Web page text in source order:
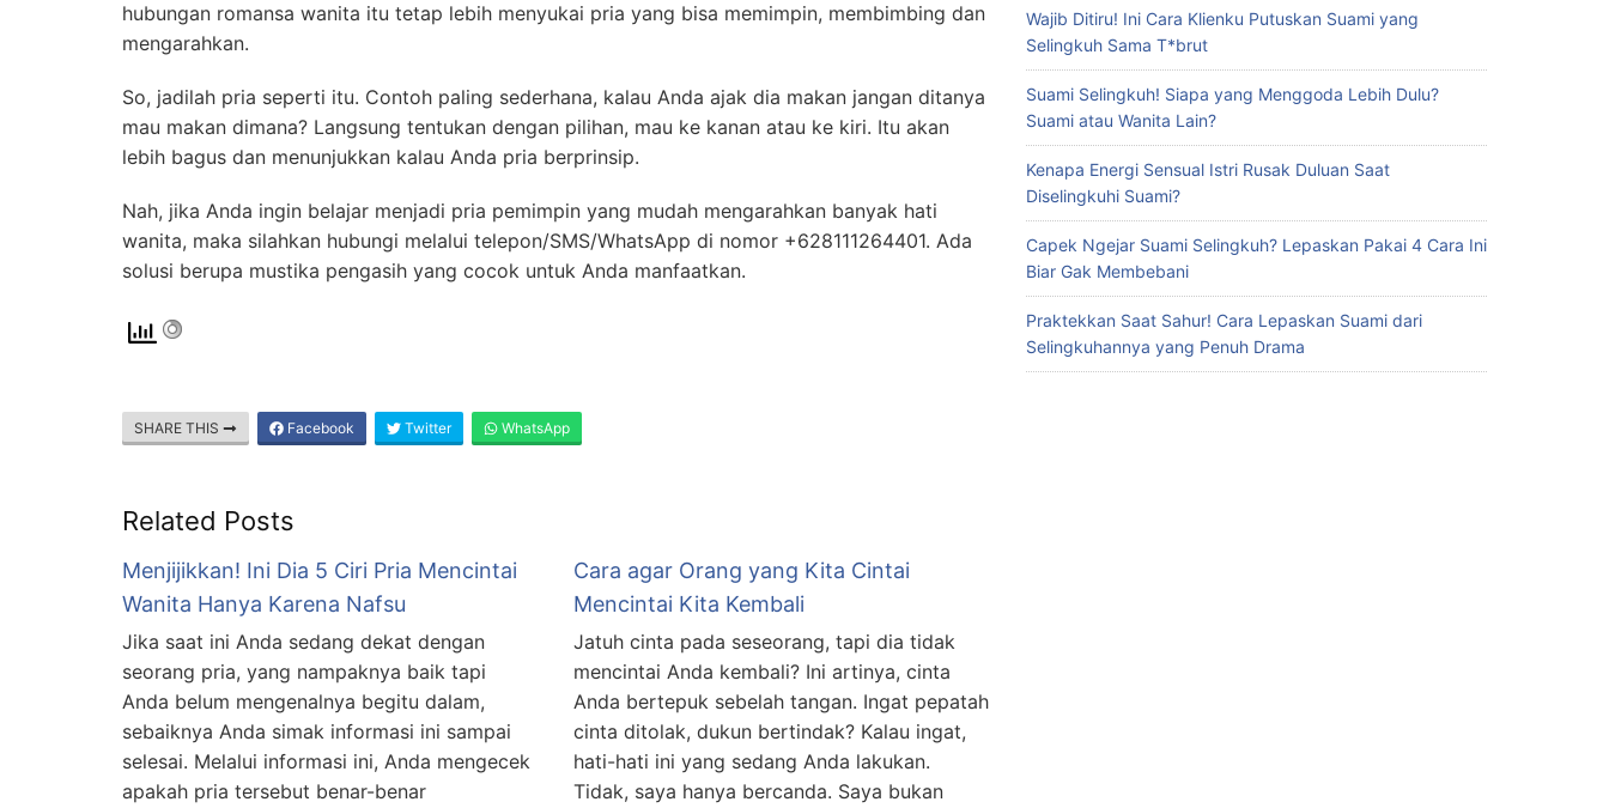
hubungan romansa wanita itu tetap lebih menyukai pria yang bisa memimpin, membimbing dan
mengarahkan.
So, jadilah pria seperti itu. Contoh paling sederhana, kalau Anda ajak dia makan jangan ditanya
mau makan dimana? Langsung tentukan dengan pilihan, mau ke kanan atau ke kiri. Itu akan
lebih bagus dan menunjukkan kalau Anda pria berprinsip.
Nah, jika Anda ingin belajar menjadi pria pemimpin yang mudah mengarahkan banyak hati
wanita, maka silahkan hubungi melalui telepon/SMS/WhatsApp di nomor +628111264401. Ada
solusi berupa mustika pengasih yang cocok untuk Anda manfaatkan.
SHARE THIS Facebook Twitter WhatsApp
Related Posts
Menjijikkan! Ini Dia 5 Ciri Pria Mencintai
Wanita Hanya Karena Nafsu
Jika saat ini Anda sedang dekat dengan
seorang pria, yang nampaknya baik tapi
Anda belum mengenalnya begitu dalam,
sebaiknya Anda simak informasi ini sampai
selesai. Melalui informasi ini, Anda mengecek
apakah pria tersebut benar-benar
Cara agar Orang yang Kita Cintai
Mencintai Kita Kembali
Jatuh cinta pada seseorang, tapi dia tidak
mencintai Anda kembali? Ini artinya, cinta
Anda bertepuk sebelah tangan. Ingat pepatah
cinta ditolak, dukun bertindak? Kalau ingat,
hati-hati ini yang sedang Anda lakukan.
Tidak, saya hanya bercanda. Saya bukan
Wajib Ditiru! Ini Cara Klienku Putuskan Suami yang
Selingkuh Sama T*brut
Suami Selingkuh! Siapa yang Menggoda Lebih Dulu?
Suami atau Wanita Lain?
Kenapa Energi Sensual Istri Rusak Duluan Saat
Diselingkuhi Suami?
Capek Ngejar Suami Selingkuh? Lepaskan Pakai 4 Cara Ini
Biar Gak Membebani
Praktekkan Saat Sahur! Cara Lepaskan Suami dari
Selingkuhannya yang Penuh Drama